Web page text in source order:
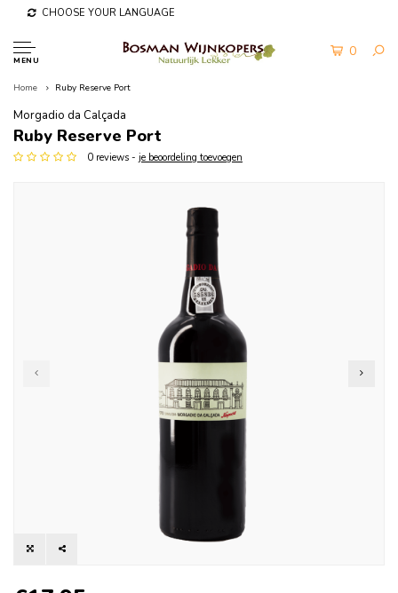
CHOOSE YOUR LANGUAGE
MENU
0
Home Ruby Reserve Port
Morgadio da Calçada
Ruby Reserve Port
0 reviews - je beoordeling toevoegen